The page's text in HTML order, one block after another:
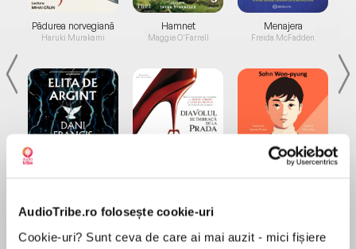
AudioTribe.ro folosește cookie-uri
Cookie-uri? Sunt ceva de care ai mai auzit - mici fișiere
Pădurea norvegiană
Haruki Murakami
Hamnet
Maggie O'Farrell
Menajera
Freida McFadden